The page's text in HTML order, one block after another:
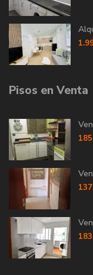
Pisos en Venta